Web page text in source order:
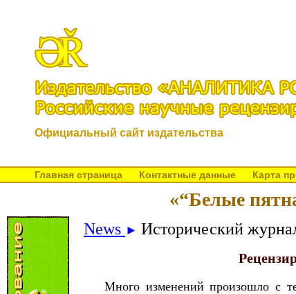
Официальный сайт издательства
Главная страница Контактные данные Карта
«“Белые
News ► Исторический
Много изменений произошло с